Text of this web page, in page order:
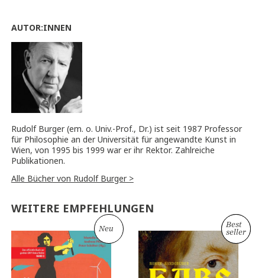
AUTOR:INNEN
Rudolf Burger (em. o. Univ.-Prof., Dr.) ist seit 1987 Professor
für Philosophie an der Universität für angewandte Kunst in
Wien, von 1995 bis 1999 war er ihr Rektor. Zahlreiche
Publikationen.
Alle Bücher von Rudolf Burger >
WEITERE EMPFEHLUNGEN
Neu Neu
Best
seller